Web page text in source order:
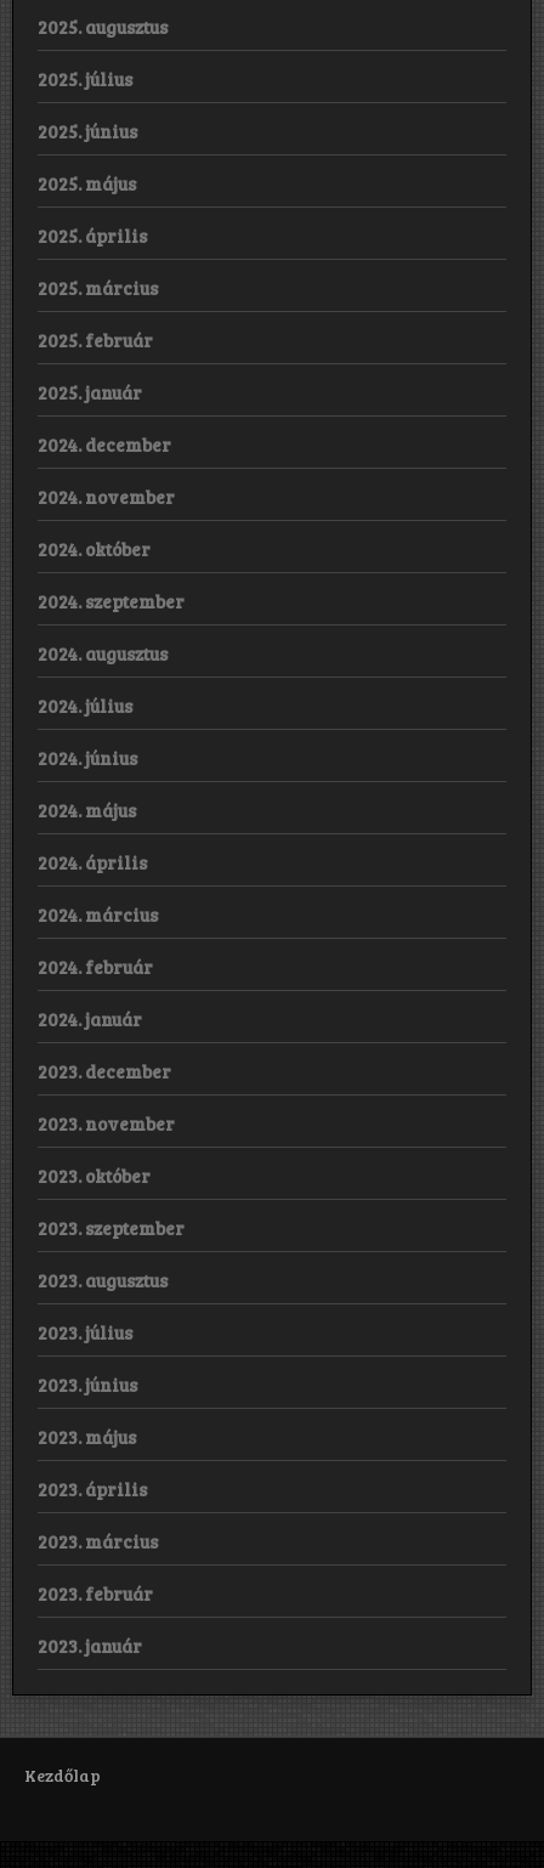
2025. augusztus
2025. július
2025. június
2025. május
2025. április
2025. március
2025. február
2025. január
2024. december
2024. november
2024. október
2024. szeptember
2024. augusztus
2024. július
2024. június
2024. május
2024. április
2024. március
2024. február
2024. január
2023. december
2023. november
2023. október
2023. szeptember
2023. augusztus
2023. július
2023. június
2023. május
2023. április
2023. március
2023. február
2023. január
Kezdőlap